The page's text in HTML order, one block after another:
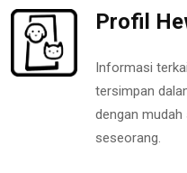
Profil
Informasi
tersimpan
dengan mudah
seseorang.